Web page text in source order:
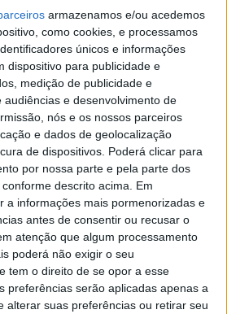
armazenamos e/ou acedemos
como cookies, e processamos
únicos e informações
dispositivo para publicidade e
medição de publicidade e
e desenvolvimento de
nós e os nossos parceiros
e dados de geolocalização
de dispositivos. Poderá clicar para
por nossa parte e pela parte dos
descrito acima. Em
a informações mais pormenorizadas e
antes de consentir ou recusar o
atenção que algum processamento
poderá não exigir o seu
tem o direito de se opor a esse
preferências serão aplicadas apenas a
alterar suas preferências ou retirar seu
uma criança? Opinião de José
sentimento muito bonito, mas por
Temos muito
que achamos que nos faz
na verdade nos torna
um hospital e Guerra Junqueiro
domiciliários: não podemos
a uma nova realidade com
no passado
viram os seus vídeos íntimos na